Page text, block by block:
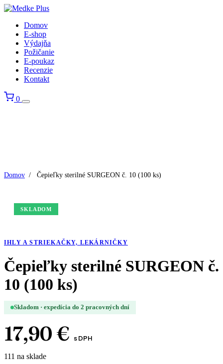
Domov
E-shop
Výdajňa
Požičanie
E-poukaz
Recenzie
Kontakt
0
Domov / Čepieľky sterilné SURGEON č. 10 (100 ks)
SKLADOM
IHLY A STRIEKAČKY, LEKÁRNIČKY
Čepieľky sterilné SURGEON č.
10 (100 ks)
Skladom · expedícia do 2 pracovných dní
17,90 € s DPH
111 na sklade